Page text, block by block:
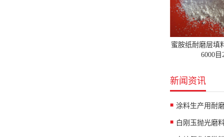
蜜胺纸耐磨层填
6000目
新闻资讯
涂料生产用耐
白刚玉抛光磨